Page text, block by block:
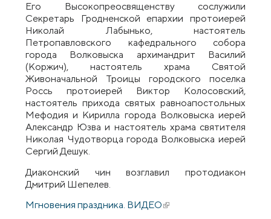
Его Высокопреосвященству сослужили
Секретарь Гродненской епархии протоиерей
Николай Лабынько, настоятель
Петропавловского кафедрального собора
города Волковыска архимандрит Василий
(Коржич), настоятель храма Святой
Живоначальной Троицы городского поселка
Россь протоиерей Виктор Колосовский,
настоятель прихода святых равноапостольных
Мефодия и Кирилла города Волковыска иерей
Александр Юзва и настоятель храма святителя
Николая Чудотворца города Волковыска иерей
Сергий Дешук.
Диаконский чин возглавил протодиакон
Дмитрий Шепелев.
Мгновения праздника. ВИДЕО(внешняя ссылка)